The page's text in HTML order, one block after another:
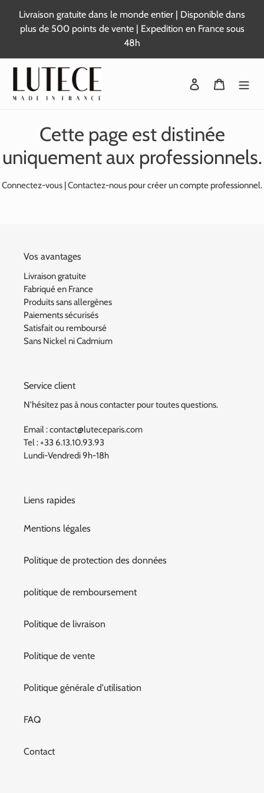
contenu
Livraison gratuite dans le monde entier | Disponible dans
plus de 500 points de vente | Expedition en France sous
48h
Se connecter
Panier
Cette page est distinée
uniquement aux professionnels.
Connectez-vous Contactez-nous pour créer un compte professionnel.
Vos avantages
Livraison gratuite
Fabriqué en France
Produits sans allergènes
Paiements sécurisés
Satisfait ou remboursé
Sans Nickel ni Cadmium
Service client
N'hésitez pas à nous contacter pour toutes questions.
Email : contact@luteceparis.com
Tel : +33 6.13.10.93.93
Lundi-Vendredi 9h-18h
Liens rapides
Mentions légales
Politique de protection des données
politique de remboursement
Politique de livraison
Politique de vente
Politique générale d'utilisation
FAQ
Contact